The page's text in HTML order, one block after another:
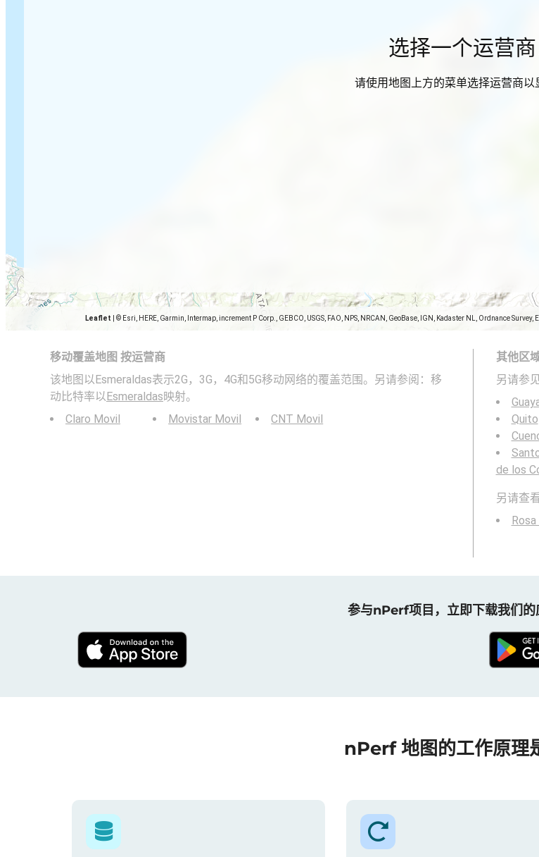
Leaflet © Esri, HERE, Garmin, Intermap, increment P Corp., GEBCO, USGS, FAO, NPS, NRCAN, GeoBase, IGN, Kadaster NL, Ordnance
选择一个运营商
请使用地图上方的菜单选择运营商以
移动覆盖地图 按运营商
该地图以Esmeraldas表示2G，3G，4G和5G移动网络的覆盖范围。另请参阅：移
动比特率以Esmeraldas映射。
Claro Movil
Movistar Movil CNT Movil
其他区
另请参
Quito
de los
另请查
参与nPerf项目，立即下载我们的
nPerf 地图的工作原理